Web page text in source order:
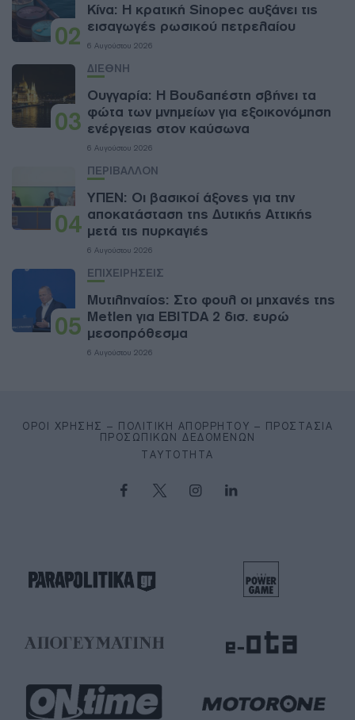
02
Κίνα: Η κρατική Sinopec αυξάνει τις
εισαγωγές ρωσικού πετρελαίου
6 Αυγούστου 2026
03
ΔΙΕΘΝΗ
Ουγγαρία: Η Βουδαπέστη σβήνει τα
φώτα των μνημείων για εξοικονόμηση
ενέργειας στον καύσωνα
6 Αυγούστου 2026
04
ΠΕΡΙΒΑΛΛΟΝ
ΥΠΕΝ: Oι βασικοί άξονες για την
αποκατάσταση της Δυτικής Αττικής
μετά τις πυρκαγιές
6 Αυγούστου 2026
05
ΕΠΙΧΕΙΡΗΣΕΙΣ
Μυτιληναίος: Στο φουλ οι μηχανές της
Metlen για EBITDA 2 δισ. ευρώ
μεσοπρόθεσμα
6 Αυγούστου 2026
ΌΡΟΙ ΧΡΉΣΗΣ – ΠΟΛΙΤΙΚΉ ΑΠΟΡΡΉΤΟΥ – ΠΡΟΣΤΑΣΊΑ
ΠΡΟΣΩΠΙΚΏΝ ΔΕΔΟΜΈΝΩΝ
ΤΑΥΤΌΤΗΤΑ